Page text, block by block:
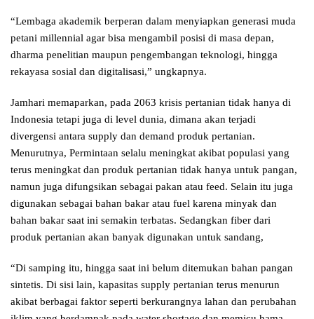
“Lembaga akademik berperan dalam menyiapkan generasi muda
petani millennial agar bisa mengambil posisi di masa depan,
dharma penelitian maupun pengembangan teknologi, hingga
rekayasa sosial dan digitalisasi,” ungkapnya.
Jamhari memaparkan, pada 2063 krisis pertanian tidak hanya di
Indonesia tetapi juga di level dunia, dimana akan terjadi
divergensi antara supply dan demand produk pertanian.
Menurutnya, Permintaan selalu meningkat akibat populasi yang
terus meningkat dan produk pertanian tidak hanya untuk pangan,
namun juga difungsikan sebagai pakan atau feed. Selain itu juga
digunakan sebagai bahan bakar atau fuel karena minyak dan
bahan bakar saat ini semakin terbatas. Sedangkan fiber dari
produk pertanian akan banyak digunakan untuk sandang,
“Di samping itu, hingga saat ini belum ditemukan bahan pangan
sintetis. Di sisi lain, kapasitas supply pertanian terus menurun
akibat berbagai faktor seperti berkurangnya lahan dan perubahan